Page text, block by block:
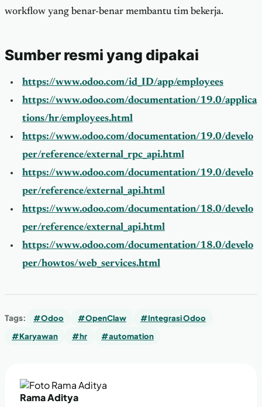
workflow yang benar-benar membantu tim bekerja.
Sumber resmi yang dipakai
https://www.odoo.com/id_ID/app/employees
https://www.odoo.com/documentation/19.0/applica
tions/hr/employees.html
https://www.odoo.com/documentation/19.0/develo
per/reference/external_rpc_api.html
https://www.odoo.com/documentation/19.0/develo
per/reference/external_api.html
https://www.odoo.com/documentation/18.0/develo
per/reference/external_api.html
https://www.odoo.com/documentation/18.0/develo
per/howtos/web_services.html
Tags: #Odoo #OpenClaw
#Integrasi Odoo
#Karyawan
#hr #automation
Rama Aditya